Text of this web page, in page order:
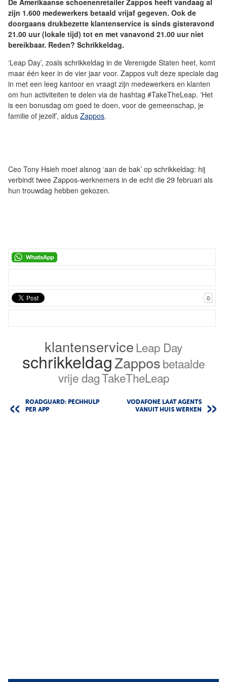
De Amerikaanse schoenenretailer Zappos heeft vandaag al
zijn 1.600 medewerkers betaald vrijaf gegeven. Ook de
doorgaans drukbezette klantenservice is sinds gisteravond
21.00 uur (lokale tijd) tot en met vanavond 21.00 uur niet
bereikbaar. Reden? Schrikkeldag.
‘Leap Day’, zoals schrikkeldag in de Verenigde Staten heet, komt
maar één keer in de vier jaar voor. Zappos vult deze speciale dag
in met een leeg kantoor en vraagt zijn medewerkers en klanten
om hun activiteiten te delen via de hashtag #TakeTheLeap. ‘Het
is een bonusdag om goed te doen, voor de gemeenschap, je
familie of jezelf’, aldus Zappos.
Ceo Tony Hsieh moet alsnog ‘aan de bak’ op schrikkeldag: hij
verbindt twee Zappos-werknemers in de echt die 29 februari als
hun trouwdag hebben gekozen.
0
klantenserviceLeap Day
schrikkeldagZapposbetaalde
vrije dagTakeTheLeap
ROADGUARD: PECHHULP
PER APP
VODAFONE LAAT AGENTS
VANUIT HUIS WERKEN